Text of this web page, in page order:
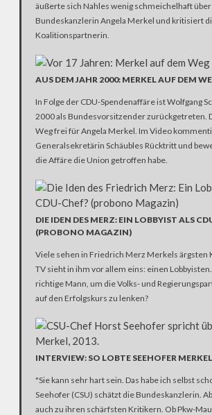
äußerte sich Nahles wenig schmeichelhaft über
Bundeskanzlerin Angela Merkel und kritisiert
Koalitionspartnerin.
AUS DEM JAHR 2000: MERKEL AUF DEM
In Folge der CDU-Spendenaffäre ist Wolfgang
2000 als Bundesvorsitzender zurückgetreten.
Weg frei für Angela Merkel. Im Video
Generalsekretärin Schäubles Rücktritt und
die Affäre die Union getroffen habe.
DIE IDEN DES MERZ: EIN LOBBYIST ALS
(PROBONO MAGAZIN)
Viele sehen in Friedrich Merz Merkels ärgsten
TV sieht in ihm vor allem eins: einen
richtige Mann, um die Volks- und
auf den Erfolgskurs zu lenken?
INTERVIEW: SO LOBTE SEEHOFER MERKEL
"Sie kann sehr hart sein. Das habe ich selbst
Seehofer (CSU) schätzt die Bundeskanzlerin.
auch zu ihren schärfsten Kritikern. Ob Pkw-